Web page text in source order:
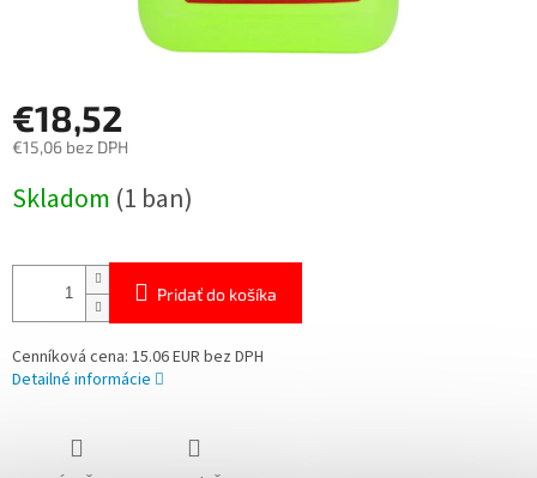
€18,52
€15,06 bez DPH
cena:
Skladom (1 ban)
Pridať do košíka
Cenníková cena: 15.06 EUR bez DPH
Detailné informácie